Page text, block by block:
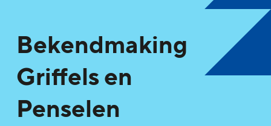
Bekendmaking
Griffels en
Penselen